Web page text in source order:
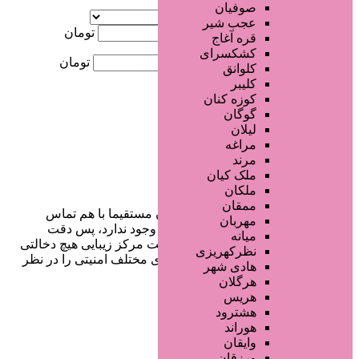
صوفیان
عجب شیر
قره آغاج
کشکسرای
کلوانق
کلیبر
کوزه کنان
گوگان
لیلان
مراغه
مرند
ملک کیان
ملکان
ممقان
مهربان
میانه
نظرکهریزی
هادی شهر
هرگلان
هریس
هشترود
هوراند
وایقان
کمترین قیمت
تومان
بیشترین قیمت تومان
در سایت تبلیغاتی مرکز زیبایی کاربران مستقیما با هم تماس
می‌گیرند و هیچ واسطه‌ای در این میان وجود ندارد، پس دقت
فرمایید که در خرید و فروشِ شما سایت مرکز زیبایی هیچ دخالتی
نداشته و کاربران باید خودشان جنبه‌های مختلف امنیتی را در نظر
دسترسی سریع